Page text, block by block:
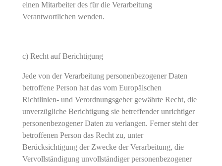
einen Mitarbeiter des für die Verarbeitung
Verantwortlichen wenden.
c) Recht auf Berichtigung
Jede von der Verarbeitung personenbezogener Daten
betroffene Person hat das vom Europäischen
Richtlinien- und Verordnungsgeber gewährte Recht, die
unverzügliche Berichtigung sie betreffender unrichtiger
personenbezogener Daten zu verlangen. Ferner steht der
betroffenen Person das Recht zu, unter
Berücksichtigung der Zwecke der Verarbeitung, die
Vervollständigung unvollständiger personenbezogener